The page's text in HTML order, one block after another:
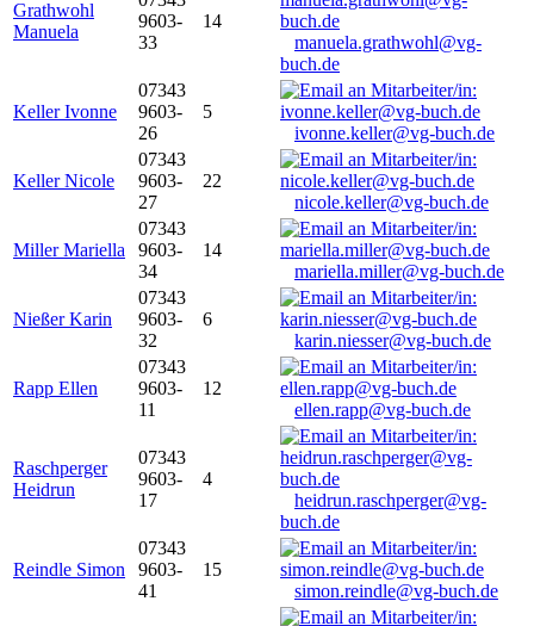
Grathwohl
Manuela
9603-
33
14
manuela.grathwohl@vg-
buch.de
Keller Ivonne
07343
9603-
26
5
ivonne.keller@vg-buch.de
Keller Nicole
07343
9603-
27
22
nicole.keller@vg-buch.de
Miller Mariella
07343
9603-
34
14
mariella.miller@vg-buch.de
Nießer Karin
07343
9603-
32
6
karin.niesser@vg-buch.de
Rapp Ellen
07343
9603-
11
12
ellen.rapp@vg-buch.de
Raschperger
Heidrun
07343
9603-
17
4
heidrun.raschperger@vg-
buch.de
Reindle Simon
07343
9603-
41
15
simon.reindle@vg-buch.de